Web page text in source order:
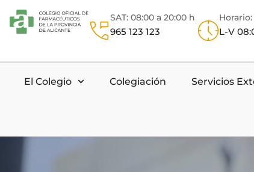
SAT: 08:00 a 20:00 h
965 123 123
Horario:
L-V
El Colegio Colegiación Servicios